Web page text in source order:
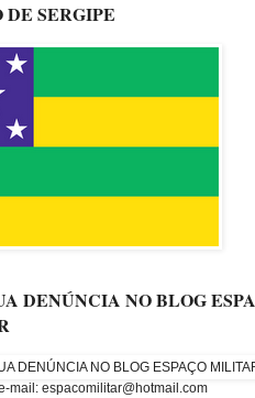
DE SERGIPE
DENÚNCIA NO BLOG
mail: espacomilitar@hotmail.com